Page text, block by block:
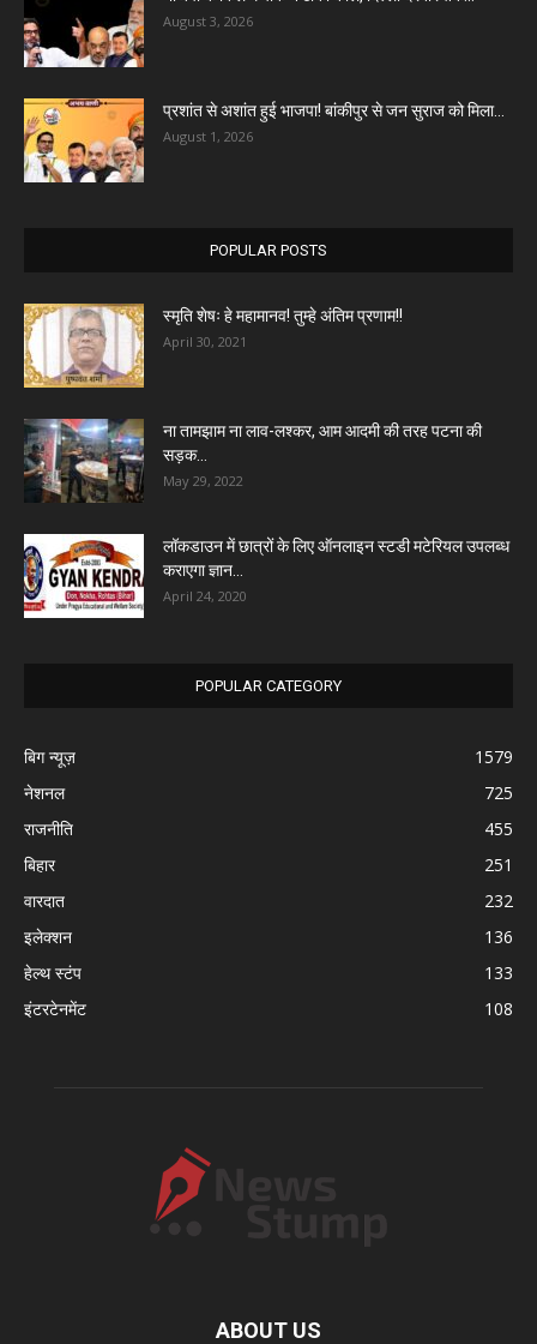
August 3, 2026
प्रशांत से अशांत हुई भाजपा! बांकीपुर से जन सुराज को मिला...
August 1, 2026
POPULAR POSTS
स्मृति शेषः हे महामानव! तुम्हे अंतिम प्रणाम!!
April 30, 2021
ना तामझाम ना लाव-लश्कर, आम आदमी की तरह पटना की
सड़क...
May 29, 2022
लॉकडाउन में छात्रों के लिए ऑनलाइन स्टडी मटेरियल उपलब्ध
कराएगा ज्ञान...
April 24, 2020
POPULAR CATEGORY
बिग न्यूज़
1579
नेशनल
725
राजनीति
455
बिहार
251
वारदात
232
इलेक्शन
136
हेल्थ स्टंप
133
इंटरटेनमेंट
108
ABOUT US